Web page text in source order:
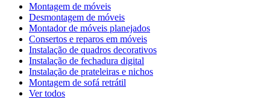
Montagem de móveis
Desmontagem de móveis
Montador de móveis planejados
Consertos e reparos em móveis
Instalação de quadros decorativos
Instalação de fechadura digital
Instalação de prateleiras e nichos
Montagem de sofá retrátil
Ver todos